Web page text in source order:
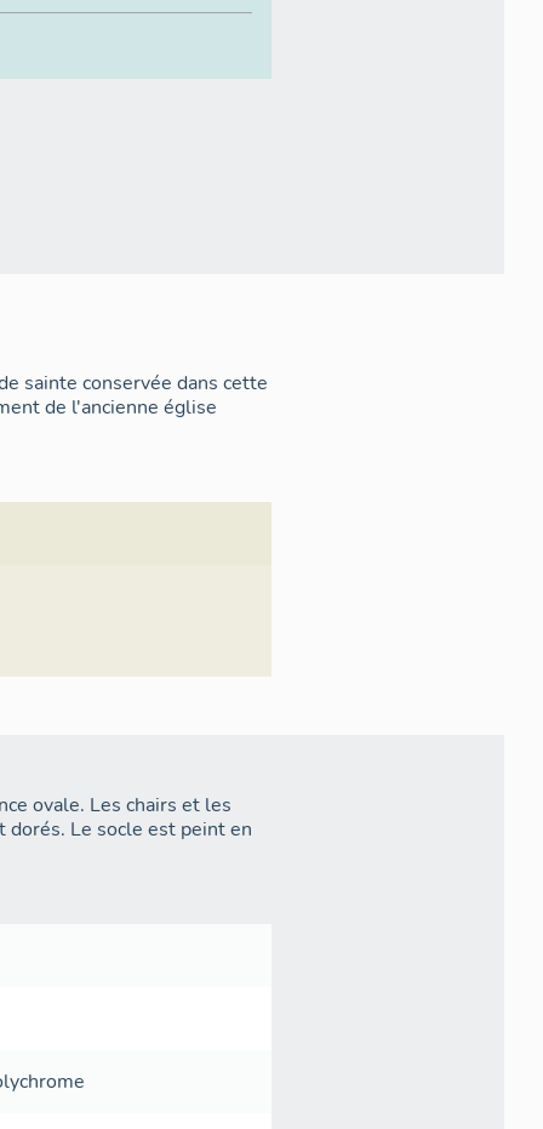
sainte conservée dans cette
de l'ancienne église
ovale. Les chairs et les
dorés. Le socle est peint en